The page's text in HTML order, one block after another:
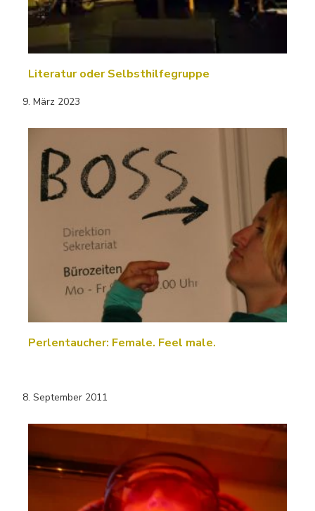
Literatur oder Selbsthilfegruppe
9. März 2023
Perlentaucher: Female. Feel male.
8. September 2011